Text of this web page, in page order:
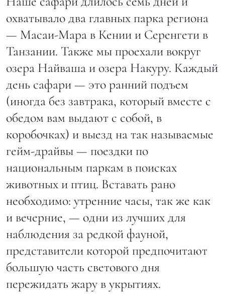
охватывало два главных парка региона
— Масаи-Мара в Кении и Серенгети в
Танзании. Также мы проехали вокруг
озера Найваша и озера Накуру. Каждый
день сафари — это ранний подъем
(иногда без завтрака, который вместе с
обедом вам выдают с собой, в
коробочках) и выезд на так называемые
гейм-драйвы — поездки по
национальным паркам в поисках
животных и птиц. Вставать рано
необходимо: утренние часы, так же как
и вечерние, — одни из лучших для
наблюдения за редкой фауной,
представители которой предпочитают
большую часть светового дня
пережидать жару в укрытиях.